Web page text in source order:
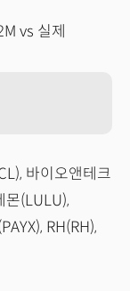
vs 실제
바이오앤테크
몬(LULU),
RH(RH),